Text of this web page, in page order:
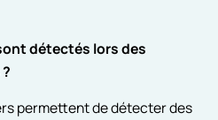
détectés lors des
permettent de détecter des